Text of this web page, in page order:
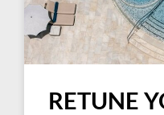
RETUNE